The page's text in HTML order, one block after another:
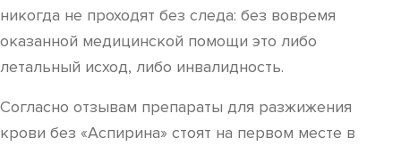
никогда не проходят без следа: без вовремя
оказанной медицинской помощи это либо
летальный исход, либо инвалидность.
Согласно отзывам препараты для разжижения
крови без «Аспирина» стоят на первом месте в